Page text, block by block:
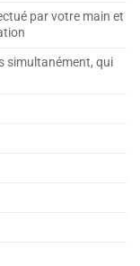
par votre main et
simultanément, qui